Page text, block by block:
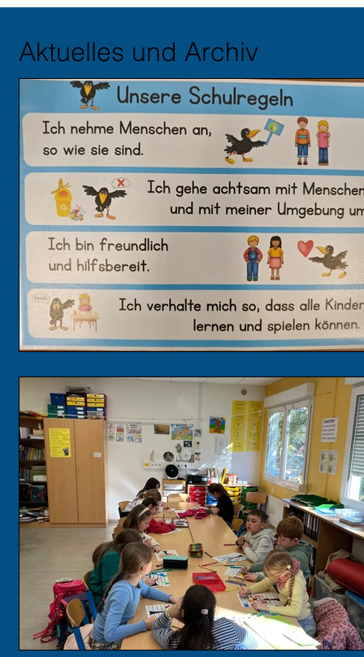
Aktuelles und Archiv